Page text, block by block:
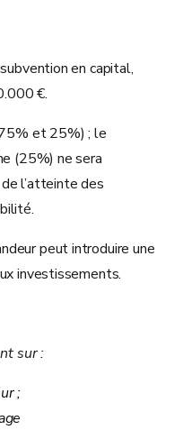
en capital,
€.
et 25%) ; le
(25%) ne sera
l’atteinte des
peut introduire une
investissements.
sur :
;